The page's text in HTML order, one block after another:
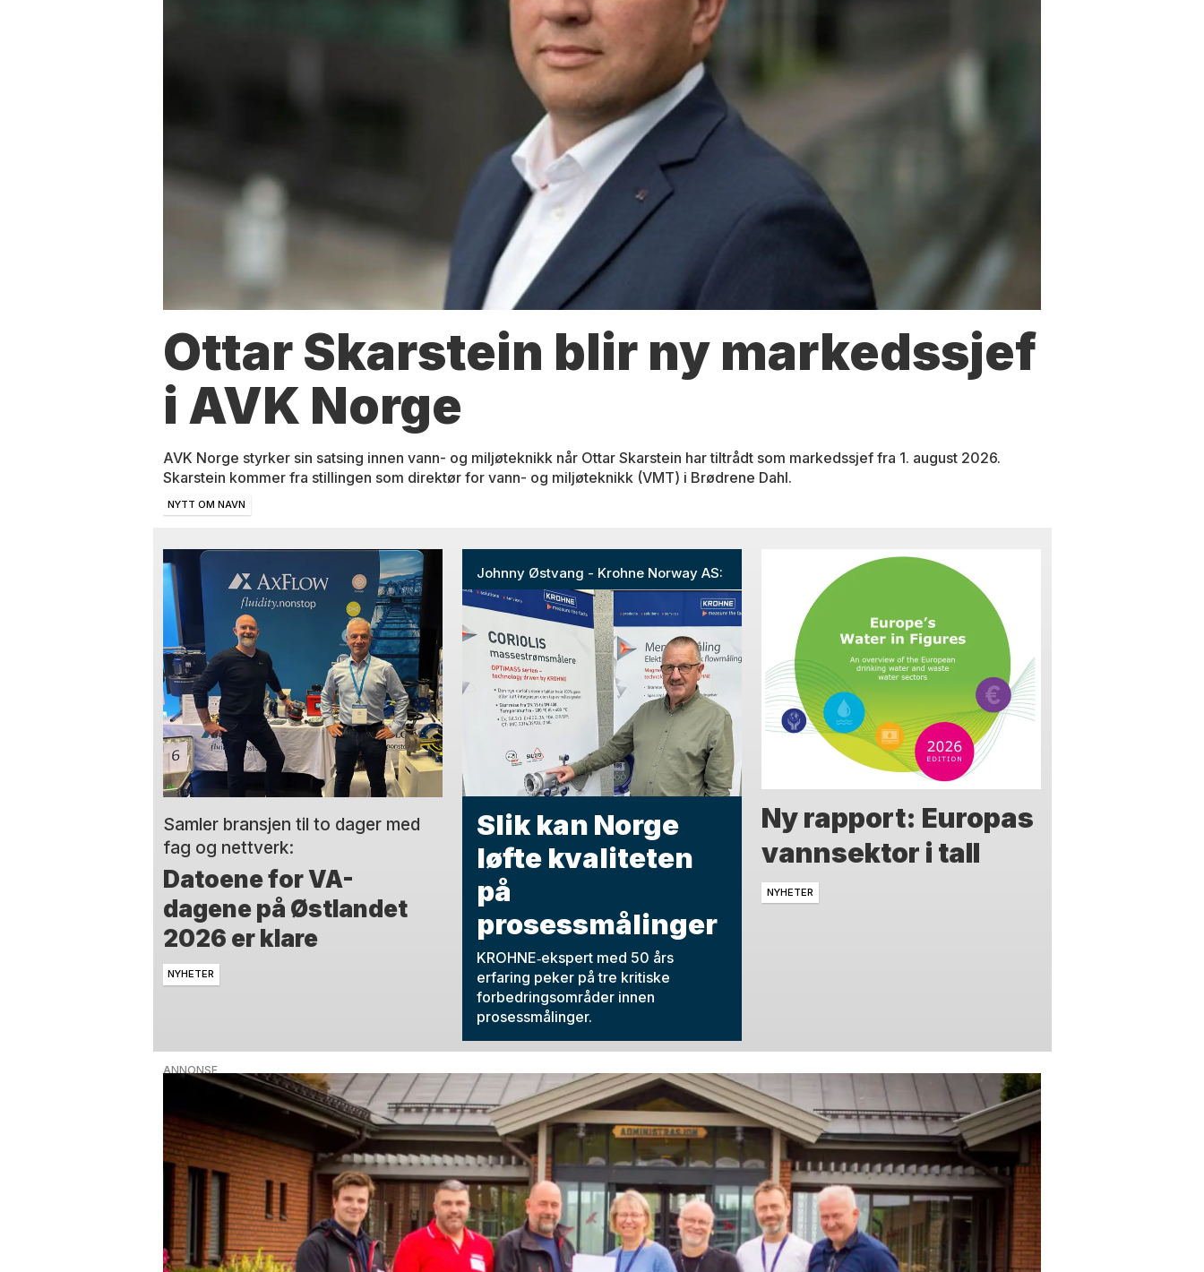
Ottar Skarstein blir ny markedssjef
i AVK Norge
AVK Norge styrker sin satsing innen vann- og miljøteknikk når Ottar Skarstein har tiltrådt som markedssjef fra 1. august 2026.
Skarstein kommer fra stillingen som direktør for vann- og miljøteknikk (VMT) i Brødrene Dahl.
NYTT OM NAVN
Samler bransjen til to dager med
fag og nettverk:
Datoene for VA-
dagene på Østlandet
2026 er klare
NYHETER
Johnny Østvang - Krohne Norway AS:
Slik kan Norge
løfte kvaliteten
på
prosessmålinger
KROHNE‑ekspert med 50 års
erfaring peker på tre kritiske
forbedringsområder innen
prosessmålinger.
Ny rapport: Europas
vannsektor i tall
NYHETER
ANNONSE